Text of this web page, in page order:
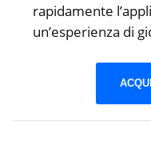
rapidamente
un’esperienza di